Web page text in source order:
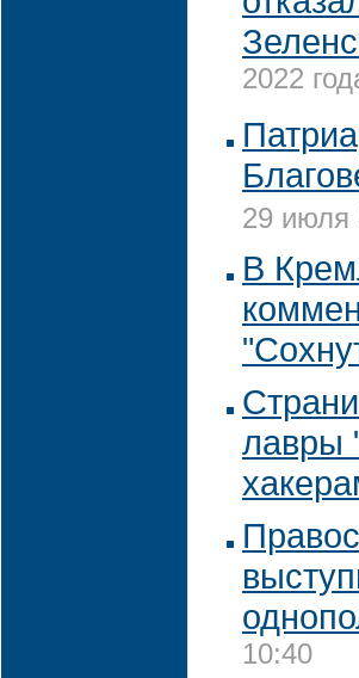
2022
29 июля
В
лавры
10:40